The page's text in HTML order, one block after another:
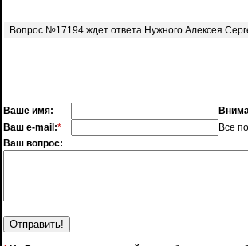
Вопрос №17194 ждет ответа Нужного Алексея
Ваше имя:
Ваш e-mail:*
Все
Ваш вопрос: